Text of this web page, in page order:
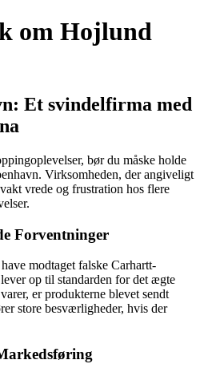
om Hojlund
Et svindelfirma med
bør du måske holde
Virksomheden, der angiveligt
vrede og frustration hos flere
Forventninger
modtaget falske Carhartt-
op til standarden for det ægte
er produkterne blevet sendt
store besværligheder, hvis der